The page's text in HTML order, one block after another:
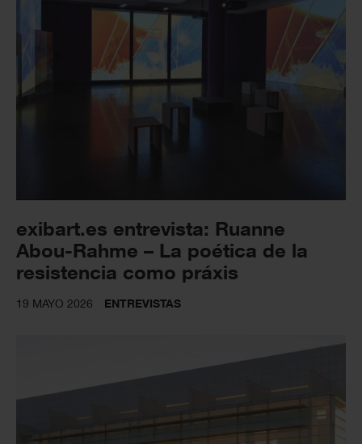
exibart.es entrevista: Ruanne
Abou-Rahme – La poética de la
resistencia como práxis
19 MAYO 2026 ENTREVISTAS